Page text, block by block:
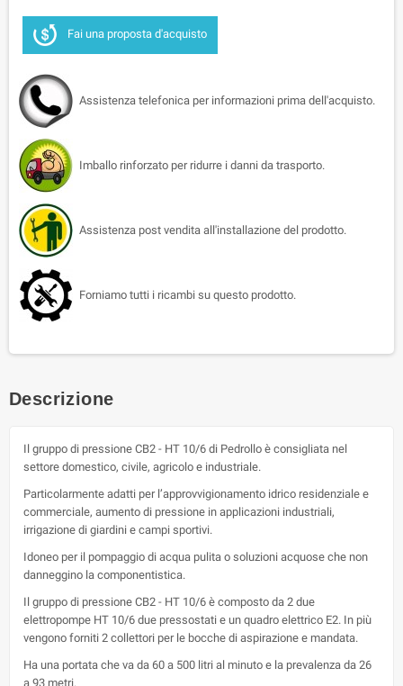
Fai una proposta d'acquisto
Assistenza telefonica per informazioni prima dell'acquisto.
Imballo rinforzato per ridurre i danni da trasporto.
Assistenza post vendita all'installazione del prodotto.
Forniamo tutti i ricambi su questo prodotto.
Descrizione
Il gruppo di pressione CB2 - HT 10/6 di Pedrollo è consigliata nel
settore domestico, civile, agricolo e industriale.
Particolarmente adatti per l’approvvigionamento idrico residenziale e
commerciale, aumento di pressione in applicazioni industriali,
irrigazione di giardini e campi sportivi.
Idoneo per il pompaggio di acqua pulita o soluzioni acquose che non
danneggino la componentistica.
Il gruppo di pressione CB2 - HT 10/6 è composto da 2 due
elettropompe HT 10/6 due pressostati e un quadro elettrico E2. In più
vengono forniti 2 collettori per le bocche di aspirazione e mandata.
Ha una portata che va da 60 a 500 litri al minuto e la prevalenza da 26
a 93 metri.